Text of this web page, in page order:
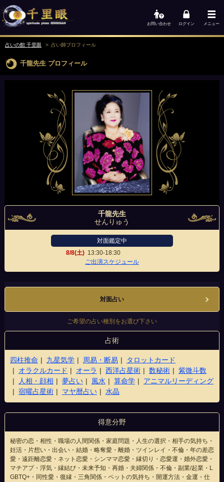
お問い合わせ ログイン メニュー
占いの館 千里眼 占い師プロフィール
千龍先生 プロフィール
千龍先生
せんりゅう
対面鑑定中
8/8(土) 13:30-18:30
ご出演スケジュール
対面占い
ご希望の占い種別をお選び下さい
占術
四柱推命 九星気学 周易・断易
タロットカード
オラクルカード
オーラ 西洋占星術 数秘術
紫微斗数
人相・顔相
夢占い 風水 算命学
アニマルリーディング
宿曜占星術
マヤ暦占い 水晶
得意分野
秘密の恋・相性・職場の人間関係・家庭問題・人生の選択・相手の気持ち・
妊活・片想い・出会い・結婚・略奪愛・離婚・ツインレイ・不倫・年の差恋
愛・遠距離恋愛・ネット恋愛・シンママ恋愛・縁切り・恋愛運・婚外恋愛・
マチアプ・浮気・縁結び・未来予知・再婚・夫婦関係・不倫・副業/起業・L
GBTQ+・同性愛・復縁・三角関係・ペットの気持ち・開運方法・金運・仕